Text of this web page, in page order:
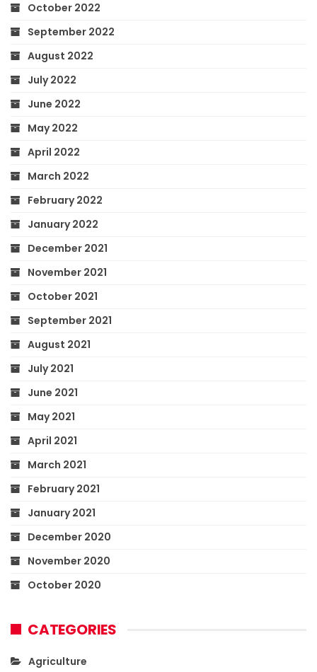
October 2022
September 2022
August 2022
July 2022
June 2022
May 2022
April 2022
March 2022
February 2022
January 2022
December 2021
November 2021
October 2021
September 2021
August 2021
July 2021
June 2021
May 2021
April 2021
March 2021
February 2021
January 2021
December 2020
November 2020
October 2020
CATEGORIES
Agriculture